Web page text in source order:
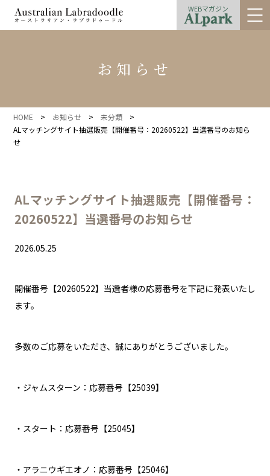
WEBマガジン
お知らせ
HOME > お知らせ >未分類 >
ALマッチングサイト抽選販売【開催番号：20260522】当選番号のお知ら
せ
ALマッチングサイト抽選販売【開催番号：
20260522】当選番号のお知らせ
2026.05.25
開催番号【20260522】当選者様の応募番号を下記に発表いたし
ます。
多数のご応募をいただき、誠にありがとうございました。
・ジャムスターン：応募番号【25039】
・スタート：応募番号【25045】
・アラニウギエオノ：応募番号【25046】